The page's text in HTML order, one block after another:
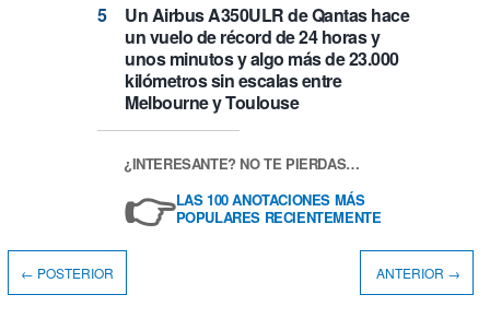
Un Airbus A350ULR de Qantas hace
un vuelo de récord de 24 horas y
unos minutos y algo más de 23.000
kilómetros sin escalas entre
Melbourne y Toulouse
¿INTERESANTE? NO TE PIERDAS…
👉LAS 100 ANOTACIONES MÁS
POPULARES RECIENTEMENTE
← POSTERIOR ANTERIOR →